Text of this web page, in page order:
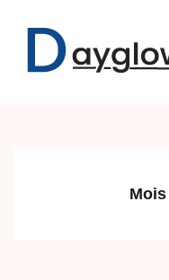
contenu
Mois